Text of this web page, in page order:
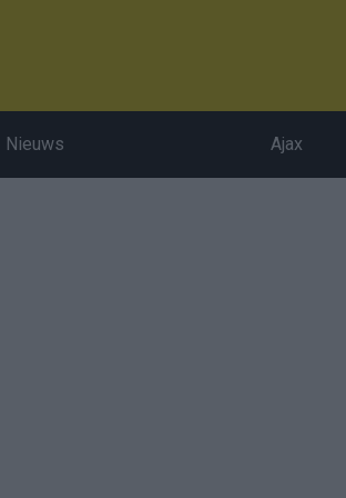
Nieuws Ajax